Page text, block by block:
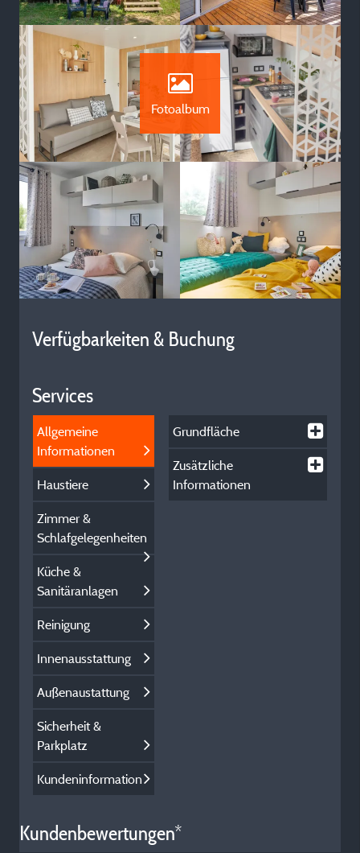
Fotoalbum
Verfügbarkeiten & Buchung
Services
Allgemeine
Informationen
Haustiere
Zimmer &
Schlafgelegenheiten
Küche &
Sanitäranlagen
Reinigung
Innenausstattung
Außenaustattung
Sicherheit &
Parkplatz
Kundeninformation
Grundfläche
Zusätzliche
Informationen
Kundenbewertungen*